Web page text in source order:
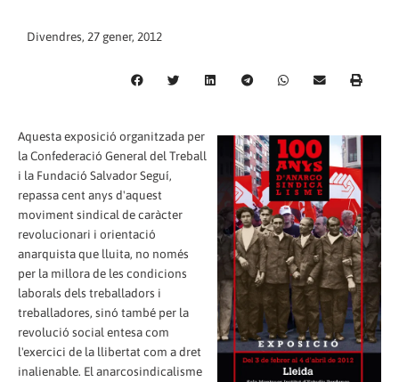
Divendres, 27 gener, 2012
Aquesta exposició organitzada per
la Confederació General del Treball
i la Fundació Salvador Seguí,
repassa cent anys d'aquest
moviment sindical de caràcter
revolucionari i orientació
anarquista que lluita, no només
per la millora de les condicions
laborals dels treballadors i
treballadores, sinó també per la
revolució social entesa com
l'exercici de la llibertat com a dret
inalienable. El anarcosindicalisme